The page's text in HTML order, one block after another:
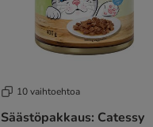
10 vaihtoehtoa
Säästöpakkaus: Catessy